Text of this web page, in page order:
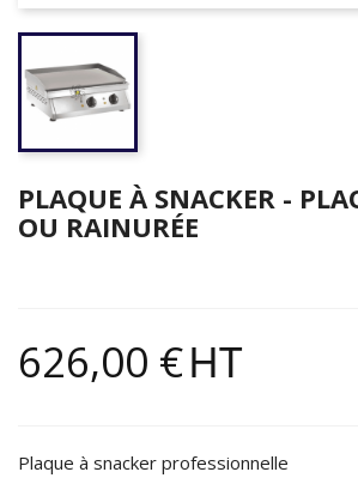
PLAQUE À SNACKER -
OU RAINURÉE
626,00 €HT
Plaque à snacker professionnelle